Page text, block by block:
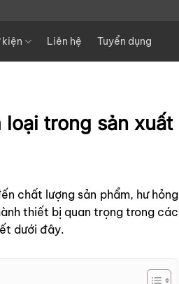
kiện Liên hệ Tuyển dụng
trong sản xuất
chất lượng sản phẩm, hư hỏng
thiết bị quan trọng trong các
dưới đây.